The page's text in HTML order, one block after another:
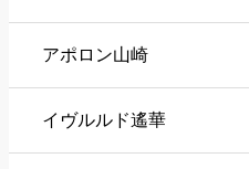
アポロン山崎
イヴルルド遙華